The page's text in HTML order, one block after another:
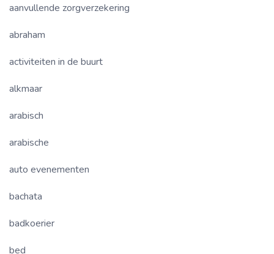
aanvullende zorgverzekering
abraham
activiteiten in de buurt
alkmaar
arabisch
arabische
auto evenementen
bachata
badkoerier
bed